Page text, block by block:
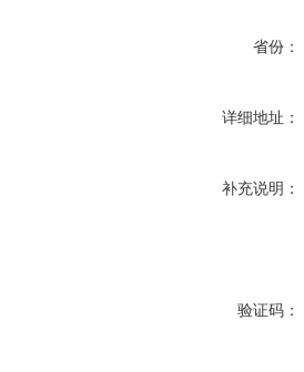
省份：
详细地址：
补充说明：
验证码：